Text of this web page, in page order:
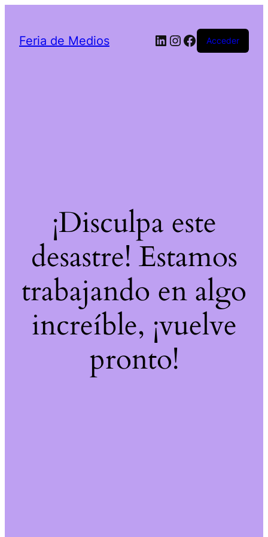
Feria de Medios LinkedIn
Instagram
Facebook
Acceder
¡Disculpa este
desastre! Estamos
trabajando en algo
increíble, ¡vuelve
pronto!